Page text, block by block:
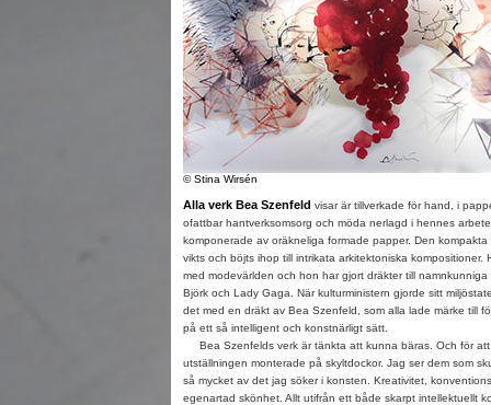
© Stina Wirsén
Alla verk Bea Szenfeld visar är tillverkade för hand, i
ofattbar hantverksomsorg och möda nerlagd i hennes
komponerade av oräkneliga formade papper. Den
vikts och böjts ihop till intrikata arkitektoniska kompositioner.
med modevärlden och hon har gjort dräkter till
Björk och Lady Gaga. När kulturministern gjorde sitt
det med en dräkt av Bea Szenfeld, som alla lade märke till
på ett så intelligent och konstnärligt sätt.
Bea Szenfelds verk är tänkta att kunna bäras. Och för att
utställningen monterade på skyltdockor. Jag ser dem som
så mycket av det jag söker i konsten. Kreativitet,
egenartad skönhet. Allt utifrån ett både skarpt intellektuellt